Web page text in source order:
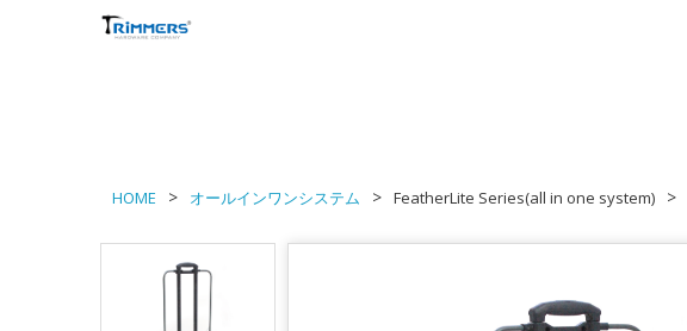
HOME オールインワンシステム FeatherLite Series(all in one system)